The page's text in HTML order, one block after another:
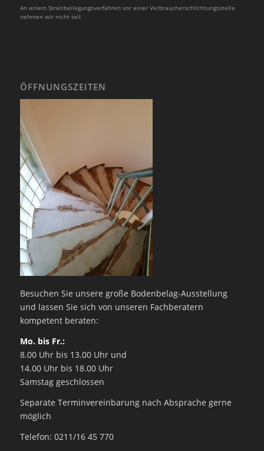
An einem Streitbeilegungsverfahren vor einer Verbraucherschlichtungsstelle
nehmen wir nicht teil.
ÖFFNUNGSZEITEN
Besuchen Sie unsere große Bodenbelag-Ausstellung
und lassen Sie sich von unseren Fachberatern
kompetent beraten:
Mo. bis Fr.:
8.00 Uhr bis 13.00 Uhr und
14.00 Uhr bis 18.00 Uhr
Samstag geschlossen
Separate Terminvereinbarung nach Absprache gerne
möglich
Telefon: 0211/16 45 770